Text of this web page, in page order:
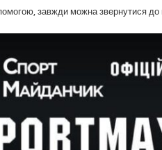
завжди можна звернутися до